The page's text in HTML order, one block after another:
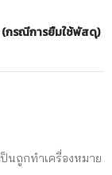
(กรณีการยืมใช้พัสดุ)
ป็นถูกทำเครื่องหมาย